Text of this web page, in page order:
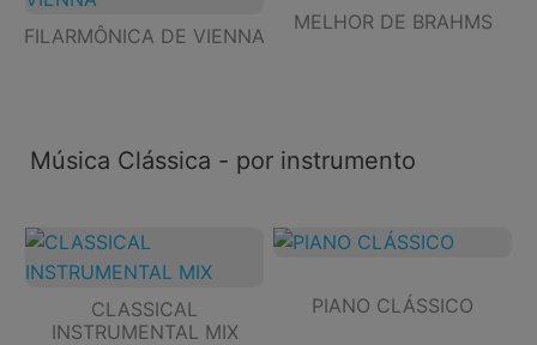
FILARMÔNICA DE VIENNA
MELHOR DE BRAHMS
Música Clássica - por instrumento
CLASSICAL
INSTRUMENTAL MIX
PIANO CLÁSSICO